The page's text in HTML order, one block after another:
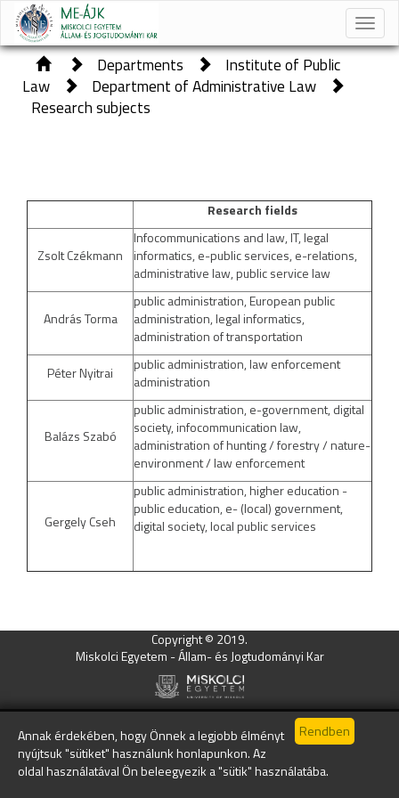
Annak érdekében, hogy Önnek a legjobb élményt
nyújtsuk "sütiket" használunk honlapunkon. Az
oldal használatával Ön beleegyezik a "sütik" használatába.
Toggle
Departments
Institute of Public
Law
Department of Administrative Law
Research subjects
Research fields
Zsolt Czékmann
Infocommunications and law, IT, legal
informatics, e-public services, e-relations,
administrative law, public service law
András Torma
public administration, European public
administration, legal informatics,
administration of transportation
Péter Nyitrai
public administration, law enforcement
administration
Balázs Szabó
public administration, e-government, digital
society, infocommunication law,
administration of hunting / forestry / nature-
environment / law enforcement
Gergely Cseh
public administration, higher education -
public education, e- (local) government,
digital society, local public services
Copyright © 2019.
Miskolci Egyetem - Állam- és Jogtudományi Kar